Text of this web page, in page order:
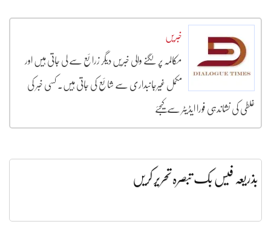
خبریں
مکالمہ پر لگنے والی خبریں دیگر زرائع سے لی جاتی ہیں اور
مکمل غیرجانبداری سے شائع کی جاتی ہیں۔ کسی خبر کی
غلطی کی نشاندہی فورا ایڈیٹر سے کیجئے
بذریعہ فیس بک تبصرہ تحریر کریں